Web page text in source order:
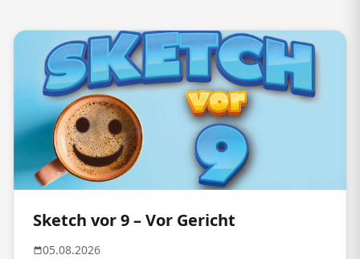
Sketch vor 9 – Vor Gericht
05.08.2026